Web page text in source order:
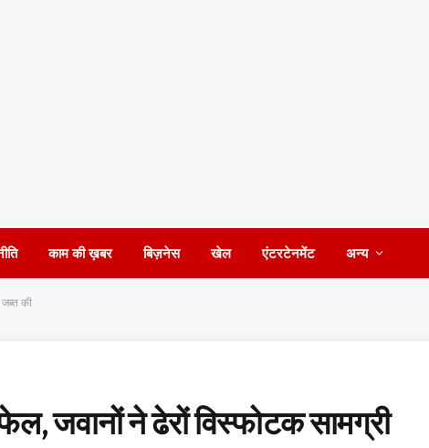
काम की ख़बर बिज़नेस खेल एंटरटेनमेंट अन्य
जब्त की
जवानों ने ढेरों विस्फोटक सामग्री